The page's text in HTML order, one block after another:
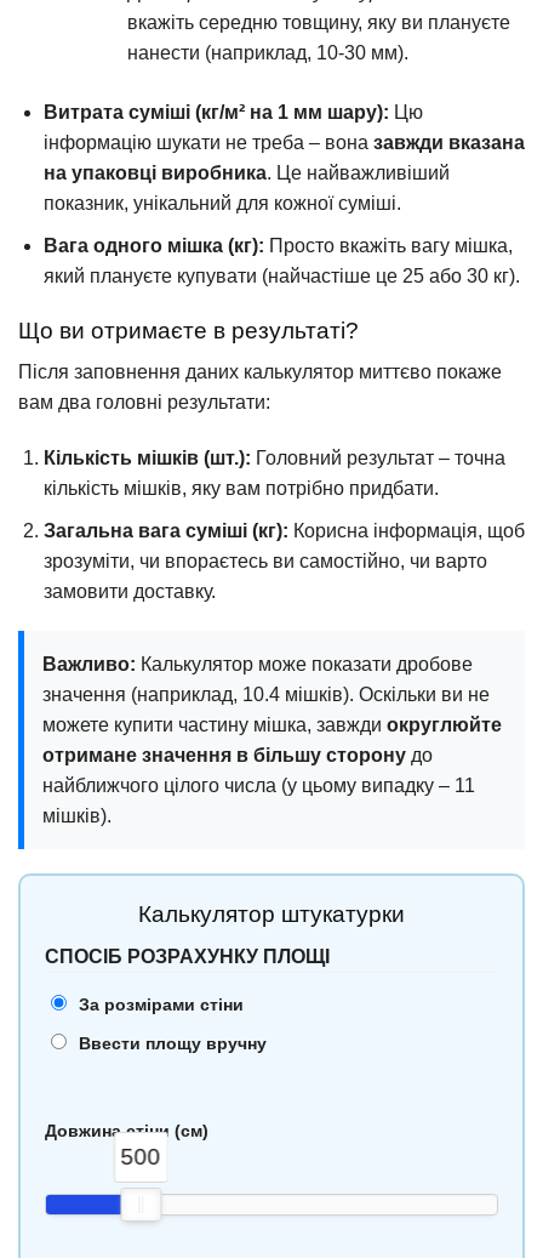
вкажіть середню товщину, яку ви плануєте
нанести (наприклад, 10-30 мм).
Витрата суміші (кг/м² на 1 мм шару): Цю
інформацію шукати не треба – вона завжди вказана
на упаковці виробника. Це найважливіший
показник, унікальний для кожної суміші.
Вага одного мішка (кг): Просто вкажіть вагу мішка,
який плануєте купувати (найчастіше це 25 або 30 кг).
Що ви отримаєте в результаті?
Після заповнення даних калькулятор миттєво покаже
вам два головні результати:
Кількість мішків (шт.): Головний результат – точна
кількість мішків, яку вам потрібно придбати.
Загальна вага суміші (кг): Корисна інформація, щоб
зрозуміти, чи впораєтесь ви самостійно, чи варто
замовити доставку.
Важливо: Калькулятор може показати дробове
значення (наприклад, 10.4 мішків). Оскільки ви не
можете купити частину мішка, завжди округлюйте
отримане значення в більшу сторону до
найближчого цілого числа (у цьому випадку – 11
мішків).
Калькулятор штукатурки
СПОСІБ РОЗРАХУНКУ ПЛОЩІ
За розмірами стіни
Ввести площу вручну
Довжина стіни (см)
500